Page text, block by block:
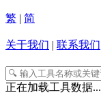
繁 | 简
关于我们 | 联系我们
正在加载工具数据...